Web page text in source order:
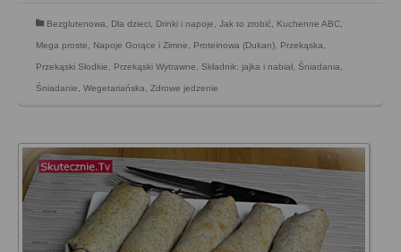
Bezglutenowa, Dla dzieci, Drinki i napoje, Jak to zrobić, Kuchenne ABC,
Mega proste, Napoje Gorące i Zimne, Proteinowa (Dukan), Przekąska,
Przekąski Słodkie, Przekąski Wytrawne, Składnik: jajka i nabiał, Śniadania,
Śniadanie, Wegetariańska, Zdrowe jedzenie